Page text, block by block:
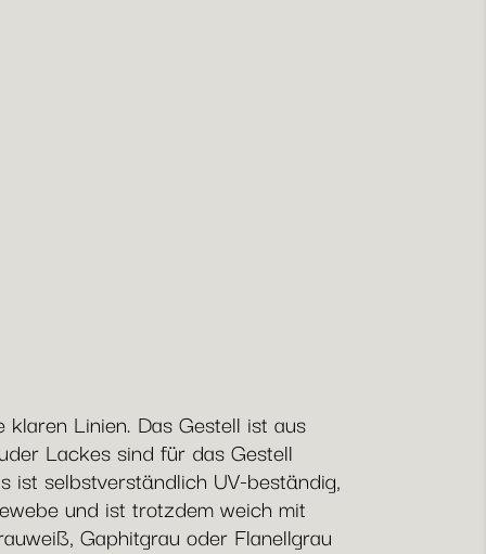
Linien. Das Gestell ist aus
Lackes sind für das Gestell
ist selbstverständlich UV-beständig,
und ist trotzdem weich mit
Gaphitgrau oder Flanellgrau